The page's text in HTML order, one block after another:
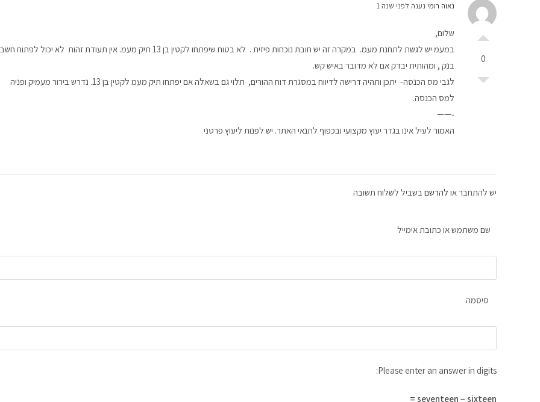
0
נאוה רומי נענה לפני שנה 1
שלום,
במעמ יש לגשת לתחנת מעמ. במקרה זה יש חובת נוכחות פיזית . לא בטוח שיפתחו לקטין בן 13 תיק מעמ. אין תעודת זהות לא יכול לפתוח
בנק , ומהותית יבדק אם לא מדובר באיש קש.
לגבי מס הכנסה- יתכן ותהיה דרישה לדיווח במסגרת דוח ההורים, תלוי גם בשאלה אם יפתחו תיק מעמ לקטין בן 13. נדרש בירור מעמיק ופניה
למס הכנסה.
‐——
האמור לעיל אינו בגדר יעוץ מקצועי ובכפוף לתנאי האתר. יש לפנות ליעוץ פרטני
יש להתחבר או להרשם בשביל לשלוח תשובה
שם משתמש או כתובת אימייל
סיסמה
Please enter an answer in digits:
seventeen − sixteen =